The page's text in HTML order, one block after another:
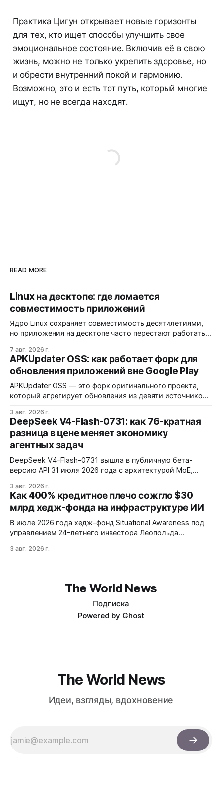
Практика Цигун открывает новые горизонты
для тех, кто ищет способы улучшить свое
эмоциональное состояние. Включив её в свою
жизнь, можно не только укрепить здоровье, но
и обрести внутренний покой и гармонию.
Возможно, это и есть тот путь, который многие
ищут, но не всегда находят.
READ MORE
Linux на десктопе: где ломается
совместимость приложений
Ядро Linux сохраняет совместимость десятилетиями,
но приложения на десктопе часто перестают работать
Разработчики обвиняют GNOME и дистрибутивы в
создании искусственных барьеров, а пользователи
платят за это нестабильностью.
7 авг. 2026 г.
APKUpdater OSS: как работает форк для
обновления приложений вне Google Play
APKUpdater OSS — это форк оригинального проекта,
который агрегирует обновления из девяти источников,
установку через Session Installer, Root или Shizuku, но
требует ручной проверки безопасности APK и зависит
от качества метаданных в источниках.
3 авг. 2026 г.
DeepSeek V4-Flash-0731: как 76-кратная
разница в цене меняет экономику
агентных задач
DeepSeek V4-Flash-0731 вышла в публичную бета-
версию API 31 июля 2026 года с архитектурой MoE,
1M токенов. При типичной агентной нагрузке модель
обходится в $0,0096 за запуск против $0,7324 у Claude
Opus 4.8, но уступает в задачах с vision и comp…
3 авг. 2026 г.
Как 400% кредитное плечо сожгло $30
млрд хедж-фонда на инфраструктуре ИИ
В июле 2026 года хедж-фонд Situational Awareness под
управлением 24-летнего инвестора Леопольда
потеряв $30 млрд за месяц. Причина — маржин-коллы
3 авг. 2026 г.
The World News
Подписка
Powered by Ghost
The World News
Идеи, взгляды, вдохновение